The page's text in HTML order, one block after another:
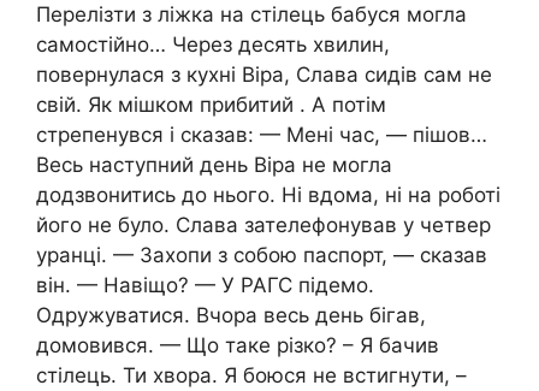
Перелізти з ліжка на стілець бабуся могла
самостійно… Через десять хвилин,
повернулася з кухні Віра, Слава сидів сам не
свій. Як мішком прибитий . А потім
стрепенувся і сказав: — Мені час, — пішов…
Весь наступний день Віра не могла
додзвонитись до нього. Ні вдома, ні на роботі
його не було. Слава зателефонував у четвер
уранці. — Захопи з собою паспорт, — сказав
він. — Навіщо? — У РАГС підемо.
Одружуватися. Вчора весь день бігав,
домовився. — Що таке різко? – Я бачив
стілець. Ти хвора. Я боюся не встигнути, –